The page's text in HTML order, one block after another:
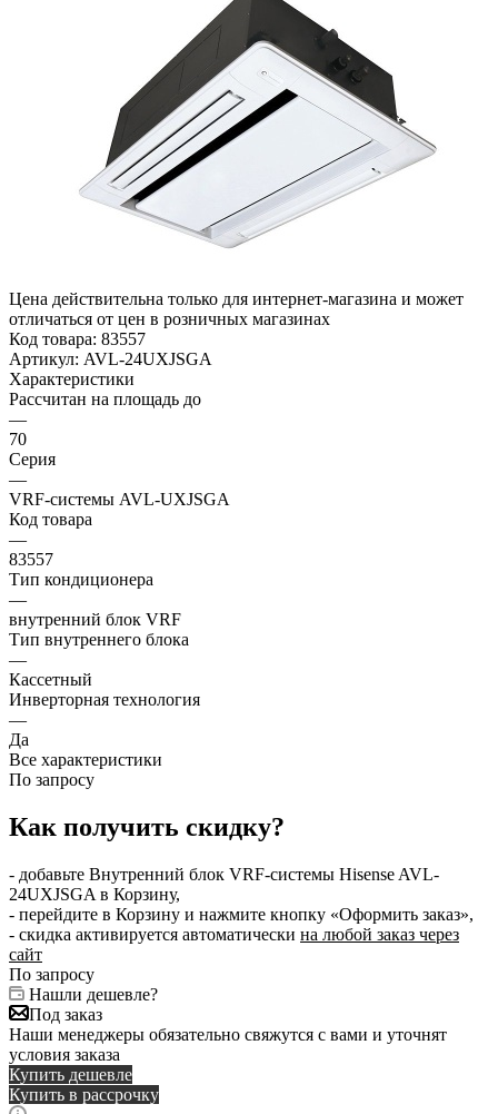
Цена действительна только для интернет-магазина и может
отличаться от цен в розничных магазинах
Код товара: 83557
Артикул: AVL-24UXJSGA
Характеристики
Рассчитан на площадь до
—
70
Серия
—
VRF-системы AVL-UXJSGA
Код товара
—
83557
Тип кондиционера
—
внутренний блок VRF
Тип внутреннего блока
—
Кассетный
Инверторная технология
—
Да
Все характеристики
По запросу
Как получить скидку?
- добавьте Внутренний блок VRF-системы Hisense AVL-
24UXJSGA в Корзину,
- перейдите в Корзину и нажмите кнопку «Оформить заказ»,
- скидка активируется автоматически на любой заказ через
сайт
По запросу
Нашли дешевле?
Под заказ
Наши менеджеры обязательно свяжутся с вами и уточнят
условия заказа
Купить дешевле
Купить в рассрочку